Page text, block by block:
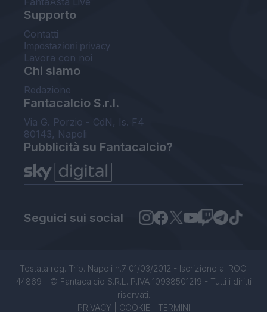
Supporto
Contatti
Impostazioni privacy
Lavora con noi
Chi siamo
Redazione
Fantacalcio S.r.l.
Via G. Porzio - CdN, Is. F4
80143, Napoli
Pubblicità su Fantacalcio?
Seguici sui social
Testata reg. Trib. Napoli n.7 01/03/2012 - Iscrizione al ROC:
44869 - © Fantacalcio S.R.L. P.IVA 10938501219 - Tutti i diritti
riservati.
PRIVACY| COOKIE TERMINI